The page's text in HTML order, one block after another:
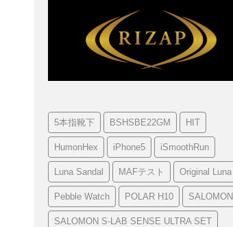
5本指靴下 BSHSBE22GM HIT
HumonHex iPhone5 iSmoothRun
Luna Sandal MAFテスト Original Luna
Pebble Watch POLAR H10 SALOMON
SALOMON S-LAB SENSE ULTRA SET